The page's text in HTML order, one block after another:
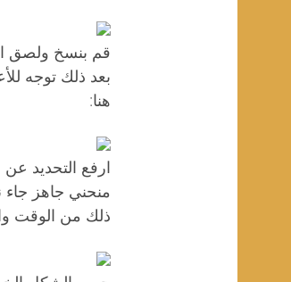
هنا:
ارفع التحديد عن
منحني جاهز جاء
ذلك من الوقت